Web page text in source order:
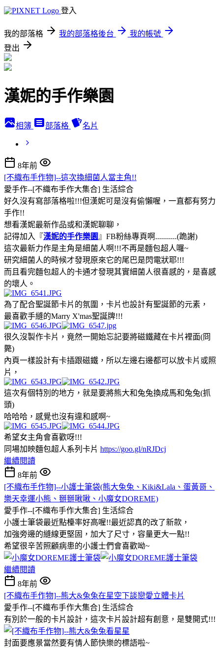
登入
我的部落格 我的部落格後台
我的帳號
登出
漢妮的手作樂園
相簿 部落格 名片
8年前
[不織布手作物]--這次換細菌人當主角!!
愛手作--[不織布手作大集合] 生活綜合
好久沒有寫部落格啦!!!但漢妮可是沒有偷懶喔，一直都有努力
手作!!
想看漢妮最新作品或和漢妮聊聊，
記得加入『漢妮的手作樂園 』FB粉絲專頁啊...........(跪謝)
這次最新力作是主角是細菌人啊!!!不再是麵包超人囉~
研究細菌人的時候才發現原來它的尾巴是閃電狀耶!!!
而且看完麵包超人的卡通才發現其實細菌人很喜感的，是喜感
的壞人。
為了配合聖誕節卡片的氛圍，卡片也設計有聖誕節的元素，
最喜歡手縫的Marry X'mas聖誕牌!!!
很久沒製作卡片，竟然一開始忘記要將磁鐵藏在卡片裡面(冏
斃)
內頁一樣設計有卡插跟磁鐵，所以左邊右邊都可以放卡片或照
片，
這次有個特別的地方，就是要將熊大和兔兔換成馬和兔兔(抓
頭)
哈哈哈，感覺也沒有違和感啊~
希望女主角會喜歡呀!!!
同場加映麵包超人系列卡片 https://goo.gl/nRJDcj
繼續閱讀
8年前
[不織布手作物]--小護士筆袋(熊大兔兔、Kiki&Lala、蛋黃哥、
樂天幸運小熊、掰掰啾啾、小魔女DOREME)
愛手作--[不織布手作大集合] 生活綜合
小護士筆袋最近點檯率好高喔!!最近認真的改了新款，
加強旁邊的縫線更堅固，加大了尺寸，容量更大一點!!
希望很辛苦照顧病患的小護士們會喜歡呦~
繼續閱讀
8年前
[不織布手作物]--熊大&兔兔在星空下談戀愛立體卡片
愛手作--[不織布手作大集合] 生活綜合
有別於一般的卡片設計，這次卡片設計超有創意，是雙開式!!!
封面要應景當然要有情人節快樂的標語啦~